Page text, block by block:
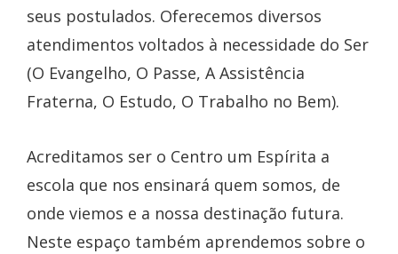
seus postulados. Oferecemos diversos
atendimentos voltados à necessidade do Ser
(O Evangelho, O Passe, A Assistência
Fraterna, O Estudo, O Trabalho no Bem).
Acreditamos ser o Centro um Espírita a
escola que nos ensinará quem somos, de
onde viemos e a nossa destinação futura.
Neste espaço também aprendemos sobre o